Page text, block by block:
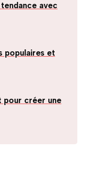
avec
populaires et
pour créer une